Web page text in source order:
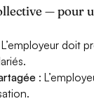
— pour
L’employeur doit
: